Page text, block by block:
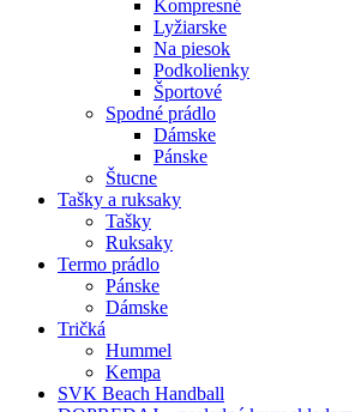
Kompresné
Lyžiarske
Na piesok
Podkolienky
Športové
Spodné prádlo
Dámske
Pánske
Štucne
Tašky a ruksaky
Tašky
Ruksaky
Termo prádlo
Pánske
Dámske
Tričká
Hummel
Kempa
SVK Beach Handball